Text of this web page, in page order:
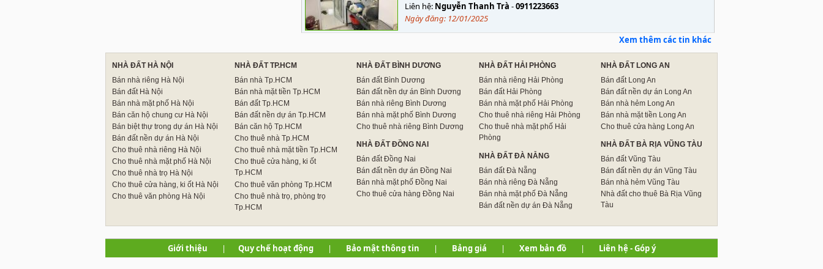
Liên hệ: Nguyễn Thanh Trà -0911223663
Ngày đăng: 12/01/2025
Xem thêm các tin khác
NHÀ ĐẤT HÀ NỘI
Bán nhà riêng Hà Nội
Bán đất Hà Nội
Bán nhà mặt phố Hà Nội
Bán căn hộ chung cư Hà Nội
Bán biệt thự trong dự án Hà Nội
Bán đất nền dự án Hà Nội
Cho thuê nhà riêng Hà Nội
Cho thuê nhà mặt phố Hà Nội
Cho thuê nhà trọ Hà Nội
Cho thuê cửa hàng, ki ốt Hà Nội
Cho thuê văn phòng Hà Nội
NHÀ ĐẤT TP.HCM
Bán nhà Tp.HCM
Bán nhà mặt tiền Tp.HCM
Bán đất Tp.HCM
Bán đất nền dự án Tp.HCM
Bán căn hộ Tp.HCM
Cho thuê nhà Tp.HCM
Cho thuê nhà mặt tiền Tp.HCM
Cho thuê cửa hàng, ki ốt
Tp.HCM
Cho thuê văn phòng Tp.HCM
Cho thuê nhà trọ, phòng trọ
Tp.HCM
NHÀ ĐẤT BÌNH DƯƠNG
Bán đất Bình Dương
Bán đất nền dự án Bình Dương
Bán nhà riêng Bình Dương
Bán nhà mặt phố Bình Dương
Cho thuê nhà riêng Bình Dương
NHÀ ĐẤT ĐỒNG NAI
Bán đất Đồng Nai
Bán đất nền dự án Đồng Nai
Bán nhà mặt phố Đồng Nai
Cho thuê cửa hàng Đồng Nai
NHÀ ĐẤT HẢI PHÒNG
Bán nhà riêng Hải Phòng
Bán đất Hải Phòng
Bán nhà mặt phố Hải Phòng
Cho thuê nhà riêng Hải Phòng
Cho thuê nhà mặt phố Hải
Phòng
NHÀ ĐẤT ĐÀ NẴNG
Bán đất Đà Nẵng
Bán nhà riêng Đà Nẵng
Bán nhà mặt phố Đà Nẵng
Bán đất nền dự án Đà Nẵng
NHÀ ĐẤT LONG AN
Bán đất Long An
Bán đất nền dự án Long An
Bán nhà hẻm Long An
Bán nhà mặt tiền Long An
Cho thuê cửa hàng Long An
NHÀ ĐẤT BÀ RỊA VŨNG TÀU
Bán đất Vũng Tàu
Bán đất nền dự án Vũng Tàu
Bán nhà hẻm Vũng Tàu
Nhà đất cho thuê Bà Rịa Vũng
Tàu
Giới thiệu | Quy chế hoạt động | Bảo mật thông tin | Bảng giá | Xem bản đồ | Liên hệ - Góp ý